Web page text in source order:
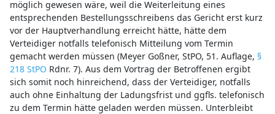
möglich gewesen wäre, weil die Weiterleitung eines
entsprechenden Bestellungsschreibens das Gericht erst kurz
vor der Hauptverhandlung erreicht hätte, hätte dem
Verteidiger notfalls telefonisch Mitteilung vom Termin
gemacht werden müssen (Meyer Goßner, StPO, 51. Auflage, §
218 StPO Rdnr. 7). Aus dem Vortrag der Betroffenen ergibt
sich somit noch hinreichend, dass der Verteidiger, notfalls
auch ohne Einhaltung der Ladungsfrist und ggfls. telefonisch
zu dem Termin hätte geladen werden müssen. Unterbleibt